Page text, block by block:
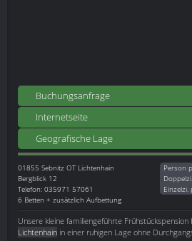
Buchungsanfrage
Internetseite
Geografische Lage
01855 Sebnitz OT Lichtenhain
Bergblick 12
Telefon: 035971 57061
6 Betten + zusätzlich Aufbettung
Person
Einzelzi.
Unsere kleine familiengeführte
Lichtenhain in einer ruhigen Lage ohne